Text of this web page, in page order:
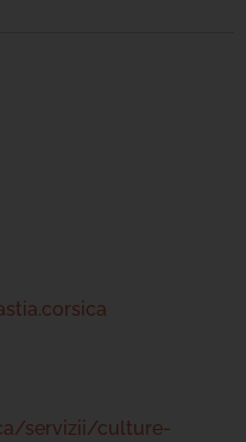
servizii/culture-